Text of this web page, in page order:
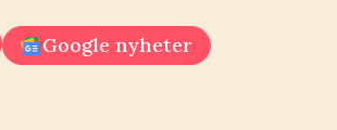
Google nyheter